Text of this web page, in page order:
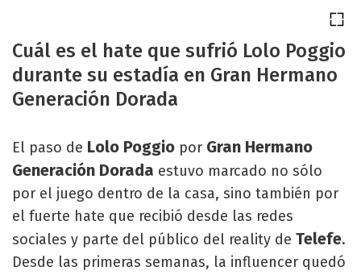
Cuál es el hate que sufrió Lolo Poggio
durante su estadía en Gran Hermano
Generación Dorada
El paso de Lolo Poggio por Gran Hermano
Generación Dorada estuvo marcado no sólo
por el juego dentro de la casa, sino también por
el fuerte hate que recibió desde las redes
sociales y parte del público del reality de Telefe.
Desde las primeras semanas, la influencer quedó